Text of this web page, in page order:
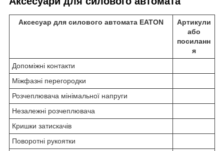
Аксесуар для силового автомата EATON
Артикули
або
посиланн
я
Допоміжні контакти
Міжфазні перегородки
Розчеплювача мінімальної напруги
Незалежні розчеплювача
Кришки затискачів
Поворотні рукоятки